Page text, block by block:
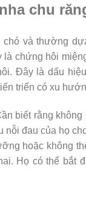
chu
và thường
chứng hôi
Đây là dấu
triển có xu
biết rằng
đau của họ
hoặc không
Họ có thể bắt